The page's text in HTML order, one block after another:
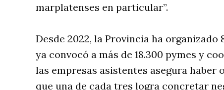
marplatenses en particular”.
Desde 2022, la Provincia ha
ya convocó a más de 18.300 pymes y
las empresas asistentes asegura
que una de cada tres logra concretar